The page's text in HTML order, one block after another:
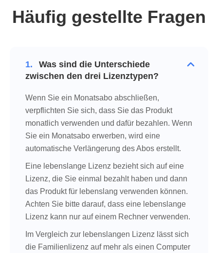
Häufig gestellte Fragen
1.
Was sind die Unterschiede
zwischen den drei Lizenztypen?
Wenn Sie ein Monatsabo abschließen,
verpflichten Sie sich, dass Sie das Produkt
monatlich verwenden und dafür bezahlen. Wenn
Sie ein Monatsabo erwerben, wird eine
automatische Verlängerung des Abos erstellt.
Eine lebenslange Lizenz bezieht sich auf eine
Lizenz, die Sie einmal bezahlt haben und dann
das Produkt für lebenslang verwenden können.
Achten Sie bitte darauf, dass eine lebenslange
Lizenz kann nur auf einem Rechner verwenden.
Im Vergleich zur lebenslangen Lizenz lässt sich
die Familienlizenz auf mehr als einen Computer